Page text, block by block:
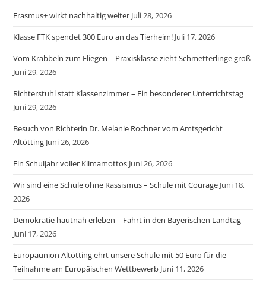
Erasmus+ wirkt nachhaltig weiter Juli 28, 2026
Klasse FTK spendet 300 Euro an das Tierheim! Juli 17, 2026
Vom Krabbeln zum Fliegen – Praxisklasse zieht Schmetterlinge groß
Juni 29, 2026
Richterstuhl statt Klassenzimmer – Ein besonderer Unterrichtstag
Juni 29, 2026
Besuch von Richterin Dr. Melanie Rochner vom Amtsgericht
Altötting Juni 26, 2026
Ein Schuljahr voller Klimamottos Juni 26, 2026
Wir sind eine Schule ohne Rassismus – Schule mit Courage Juni 18,
2026
Demokratie hautnah erleben – Fahrt in den Bayerischen Landtag
Juni 17, 2026
Europaunion Altötting ehrt unsere Schule mit 50 Euro für die
Teilnahme am Europäischen Wettbewerb Juni 11, 2026